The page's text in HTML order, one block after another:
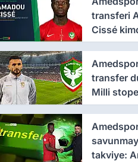
transferi
Cissé
kariyeri
giydiği
transfer
Milli
imza için
geldi
takviye: